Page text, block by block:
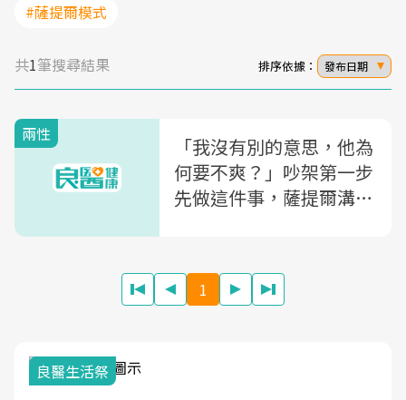
#薩提爾模式
共1筆搜尋結果 排序依據： 發布日期
兩性
「我沒有別的意思，他為
何要不爽？」吵架第一步
先做這件事，薩提爾溝通
1